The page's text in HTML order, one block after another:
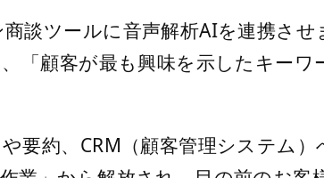
談ツールに音声解析AIを連携させ
「顧客が最も興味を示したキー
要約、CRM（顧客管理システム